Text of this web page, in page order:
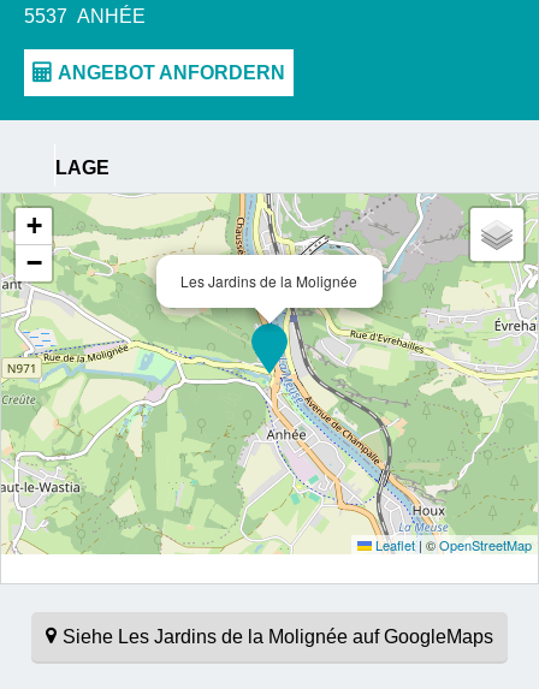
5537 ANHÉE
LAGE
Les Jardins de la Molignée
+
−
Leaflet | ©OpenStreetMap
Siehe Les Jardins de la Molignée auf GoogleMaps